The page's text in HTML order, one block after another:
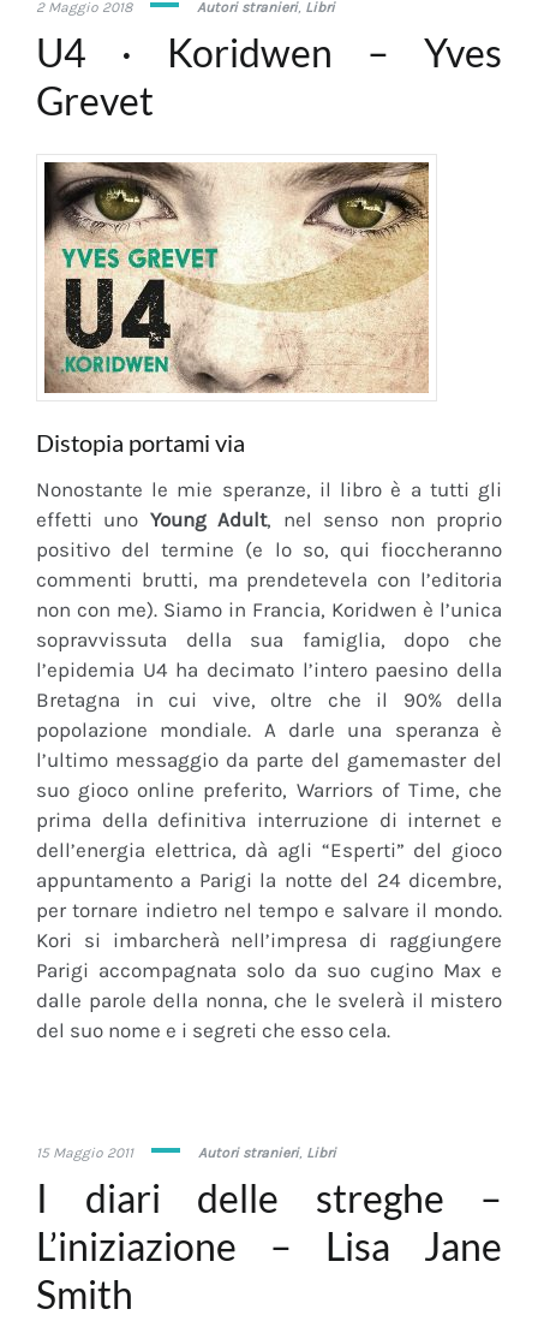
2 Maggio 20187
Autori stranieri, Libri
U4 · Koridwen – Yves
Grevet
Distopia portami via
Nonostante le mie speranze, il libro è a tutti gli
effetti uno Young Adult, nel senso non proprio
positivo del termine (e lo so, qui fioccheranno
commenti brutti, ma prendetevela con l’editoria
non con me). Siamo in Francia, Koridwen è l’unica
sopravvissuta della sua famiglia, dopo che
l’epidemia U4 ha decimato l’intero paesino della
Bretagna in cui vive, oltre che il 90% della
popolazione mondiale. A darle una speranza è
l’ultimo messaggio da parte del gamemaster del
suo gioco online preferito, Warriors of Time, che
prima della definitiva interruzione di internet e
dell’energia elettrica, dà agli “Esperti” del gioco
appuntamento a Parigi la notte del 24 dicembre,
per tornare indietro nel tempo e salvare il mondo.
Kori si imbarcherà nell’impresa di raggiungere
Parigi accompagnata solo da suo cugino Max e
dalle parole della nonna, che le svelerà il mistero
del suo nome e i segreti che esso cela.
15 Maggio 201122
2018
Autori stranieri, Libri
I diari delle streghe –
L’iniziazione – Lisa Jane
Smith